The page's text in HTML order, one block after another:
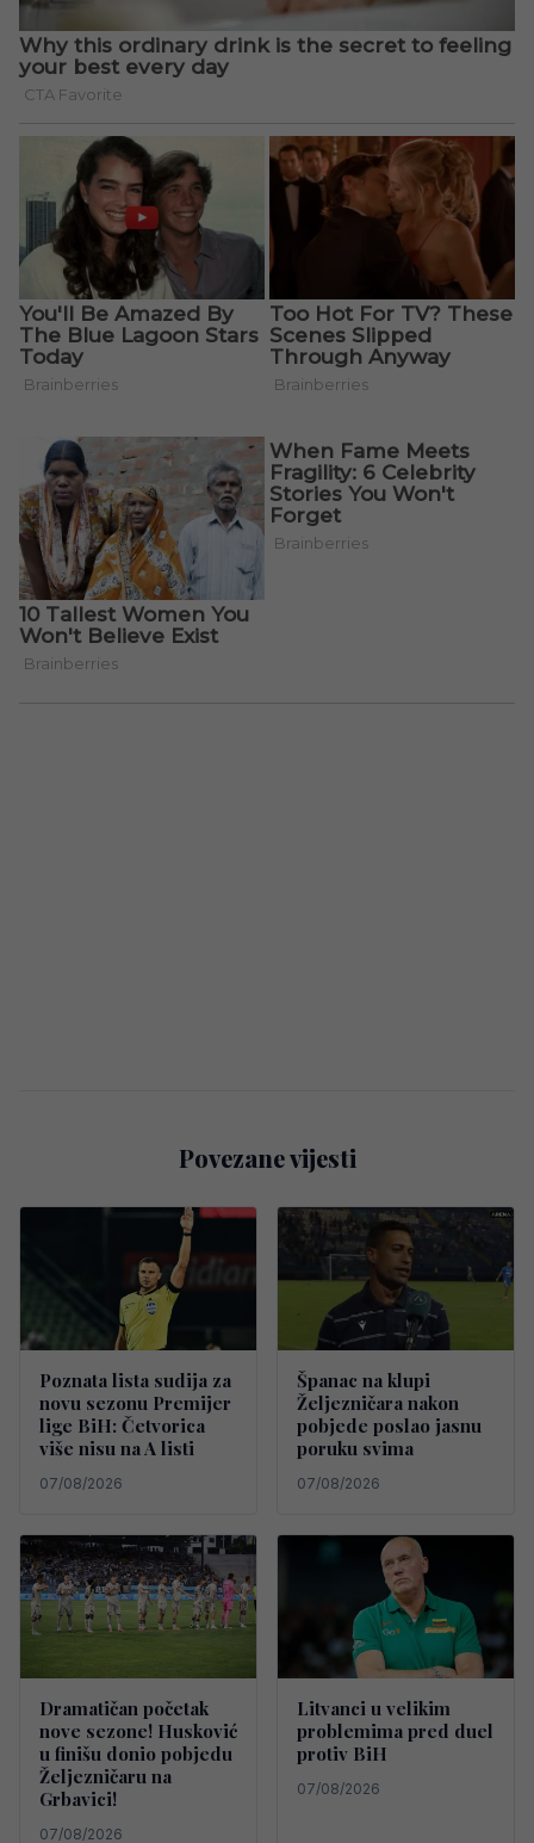
Povezane vijesti
Poznata lista sudija za
novu sezonu Premijer
lige BiH: Četvorica
više nisu na A listi
07/08/2026
Španac na klupi
Željezničara nakon
pobjede poslao jasnu
poruku svima
07/08/2026
Dramatičan početak
nove sezone! Husković
u finišu donio pobjedu
Željezničaru na
Grbavici!
07/08/2026
Litvanci u velikim
problemima pred duel
protiv BiH
07/08/2026